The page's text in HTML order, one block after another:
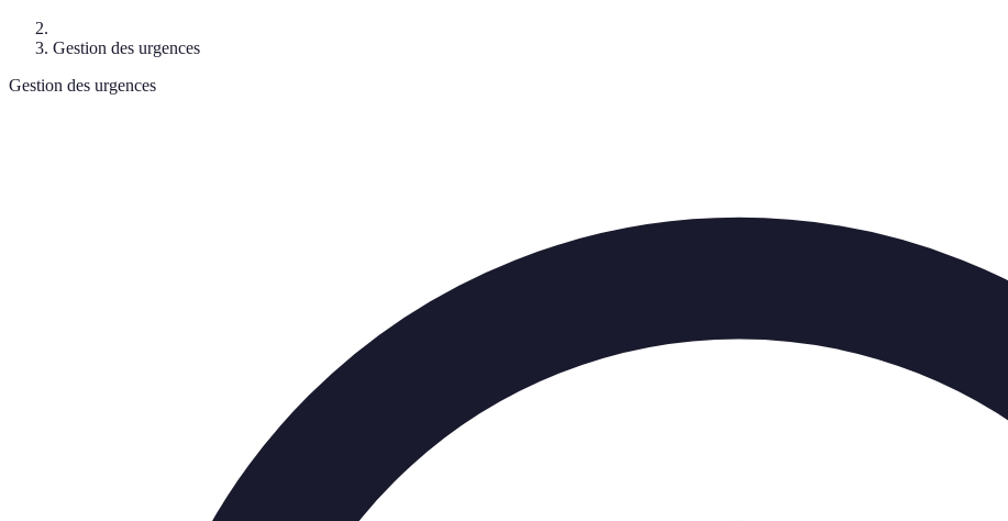
Gestion des urgences
Gestion des urgences